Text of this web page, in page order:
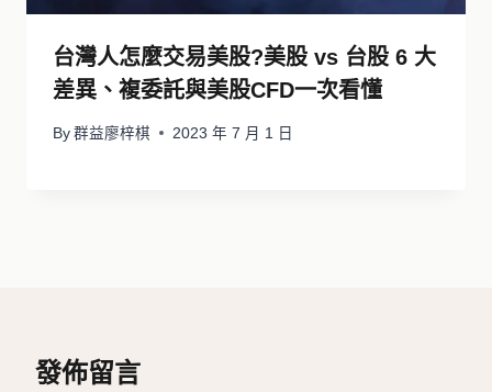
台灣人怎麼交易美股?美股 vs 台股 6 大
差異、複委託與美股CFD一次看懂
By 群益廖梓棋 2023 年 7 月 1 日
發佈留言